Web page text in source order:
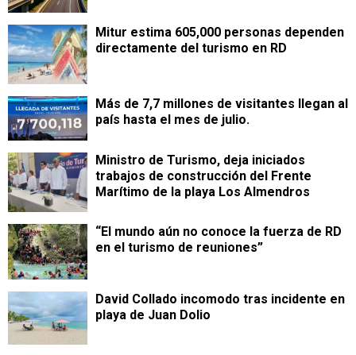
Mitur estima 605,000 personas dependen
directamente del turismo en RD
Más de 7,7 millones de visitantes llegan al
país hasta el mes de julio.
Ministro de Turismo, deja iniciados
trabajos de construcción del Frente
Marítimo de la playa Los Almendros
“El mundo aún no conoce la fuerza de RD
en el turismo de reuniones”
David Collado incomodo tras incidente en
playa de Juan Dolio